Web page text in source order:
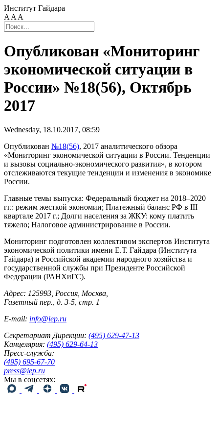
Институт Гайдара
A A A
Опубликован «Мониторинг
экономической ситуации в
России» №18(56), Октябрь
2017
Wednesday, 18.10.2017, 08:59
Опубликован №18(56), 2017 аналитического обзора
«Мониторинг экономической ситуации в России. Тенденции
и вызовы социально-экономического развития», в котором
отслеживаются текущие тенденции и изменения в экономике
России.
Главные темы выпуска: Федеральный бюджет на 2018–2020
гг.: режим жесткой экономии; Платежный баланс РФ в III
квартале 2017 г.; Долги населения за ЖКУ: кому платить
тяжело; Налоговое администрирование в России.
Мониторинг подготовлен коллективом экспертов Института
экономической политики имени Е.Т. Гайдара (Института
Гайдара) и Российской академии народного хозяйства и
государственной службы при Президенте Российской
Федерации (РАНХиГС).
Адрес: 125993, Россия, Москва,
Газетный пер., д. 3-5, стр. 1
E-mail: info@iep.ru
Секретариат Дирекции: (495) 629-47-13
Канцелярия: (495) 629-64-13
Пресс-служба:
(495) 695-67-70
press@iep.ru
Мы в соцсетях: